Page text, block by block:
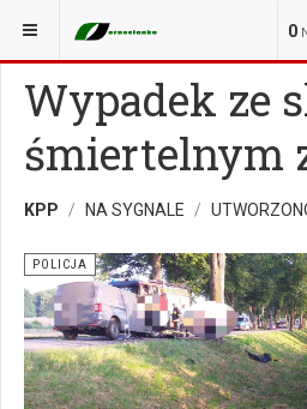
0
JESTEŚ TUTAJ:
Wypadek ze
śmiertelnym
KPP NA SYGNALE
POLICJA